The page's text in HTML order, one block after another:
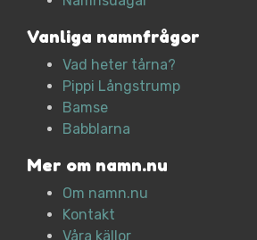
Vanliga namnfrågor
Vad heter tårna?
Pippi Långstrump
Bamse
Babblarna
Mer om namn.nu
Om namn.nu
Kontakt
Våra källor